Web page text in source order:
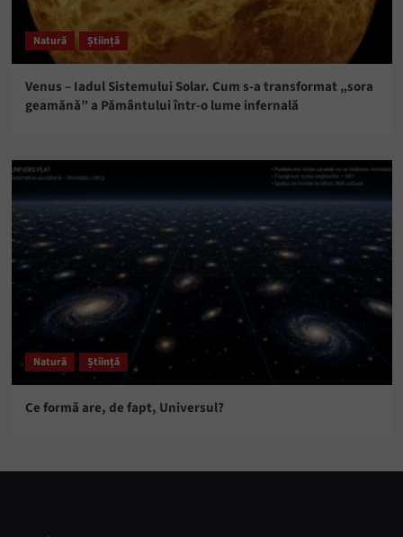
Natură Știință
Venus – Iadul Sistemului Solar. Cum s-a transformat „sora
geamănă” a Pământului într-o lume infernală
Natură Știință
Ce formă are, de fapt, Universul?